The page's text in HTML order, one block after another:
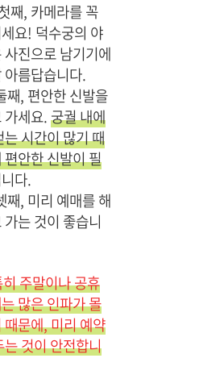
째, 카메라를 꼭
요! 덕수궁의 야
사진으로 남기기에
아름답습니다.
째, 편안한 신발을
가세요.궁궐 내에
는 시간이 많기 때
편안한 신발이 필
다.
째, 미리 예매를 해
가는 것이 좋습니
주말이나 공휴
많은 인파가 몰
때문에, 미리 예약
는 것이 안전합니